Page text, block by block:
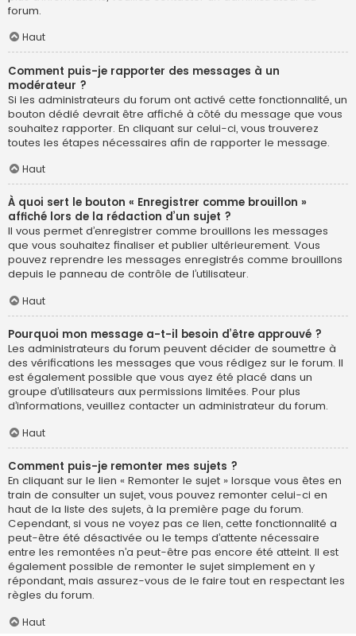
forum.
Haut
Comment puis-je rapporter des messages à un
modérateur ?
Si les administrateurs du forum ont activé cette fonctionnalité, un
bouton dédié devrait être affiché à côté du message que vous
souhaitez rapporter. En cliquant sur celui-ci, vous trouverez
toutes les étapes nécessaires afin de rapporter le message.
Haut
À quoi sert le bouton « Enregistrer comme brouillon »
affiché lors de la rédaction d’un sujet ?
Il vous permet d’enregistrer comme brouillons les messages
que vous souhaitez finaliser et publier ultérieurement. Vous
pouvez reprendre les messages enregistrés comme brouillons
depuis le panneau de contrôle de l’utilisateur.
Haut
Pourquoi mon message a-t-il besoin d’être approuvé ?
Les administrateurs du forum peuvent décider de soumettre à
des vérifications les messages que vous rédigez sur le forum. Il
est également possible que vous ayez été placé dans un
groupe d’utilisateurs aux permissions limitées. Pour plus
d’informations, veuillez contacter un administrateur du forum.
Haut
Comment puis-je remonter mes sujets ?
En cliquant sur le lien « Remonter le sujet » lorsque vous êtes en
train de consulter un sujet, vous pouvez remonter celui-ci en
haut de la liste des sujets, à la première page du forum.
Cependant, si vous ne voyez pas ce lien, cette fonctionnalité a
peut-être été désactivée ou le temps d’attente nécessaire
entre les remontées n’a peut-être pas encore été atteint. Il est
également possible de remonter le sujet simplement en y
répondant, mais assurez-vous de le faire tout en respectant les
règles du forum.
Haut